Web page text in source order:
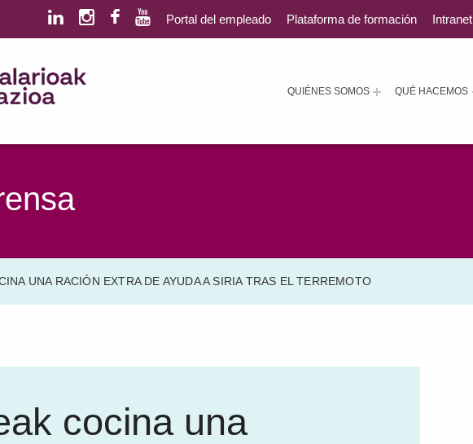
QUIÉNES SOMOS QUÉ HACEMOS
Portal del empleado Plataforma de formación Intranet
UNA RACIÓN EXTRA DE AYUDA A SIRIA TRAS EL TERREMOTO
cocina una